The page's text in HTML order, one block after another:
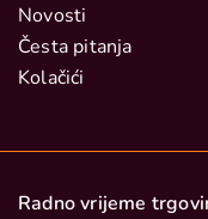
Novosti
Česta pitanja
Kolačići
Radno vrijeme